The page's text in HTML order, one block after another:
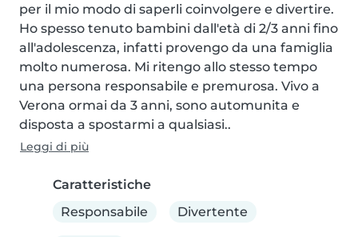
per il mio modo di saperli coinvolgere e divertire.
Ho spesso tenuto bambini dall'età di 2/3 anni fino
all'adolescenza, infatti provengo da una famiglia
molto numerosa. Mi ritengo allo stesso tempo
una persona responsabile e premurosa. Vivo a
Verona ormai da 3 anni, sono automunita e
disposta a spostarmi a qualsiasi..
Leggi di più
Caratteristiche
Responsabile
Divertente